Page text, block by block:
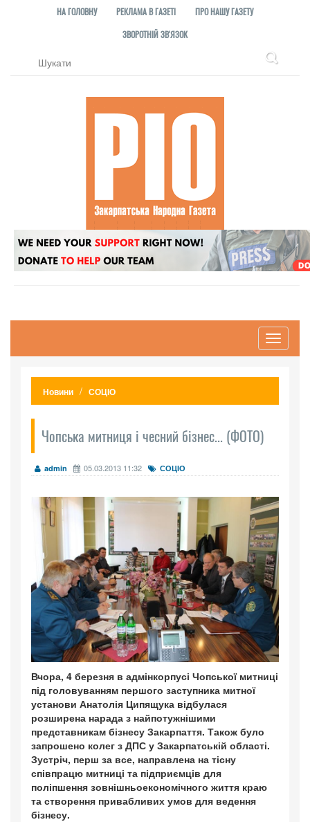
НА ГОЛОВНУ РЕКЛАМА В ГАЗЕТІ
ПРО НАШУ ГАЗЕТУ
ЗВОРОТНІЙ ЗВ'ЯЗОК
Toggle
Новини СОЦІО
Чопська митниця і чесний бізнес... (ФОТО)
admin 05.03.2013 11:32 СОЦІО
Вчора, 4 березня в адмінкорпусі Чопської митниці
під головуванням першого заступника митної
установи Анатолія Ципящука відбулася
розширена нарада з найпотужнішими
представникам бізнесу Закарпаття. Також було
запрошено колег з ДПС у Закарпатській області.
Зустріч, перш за все, направлена на тісну
співпрацю митниці та підприємців для
поліпшення зовнішньоекономічного життя краю
та створення привабливих умов для ведення
бізнесу.